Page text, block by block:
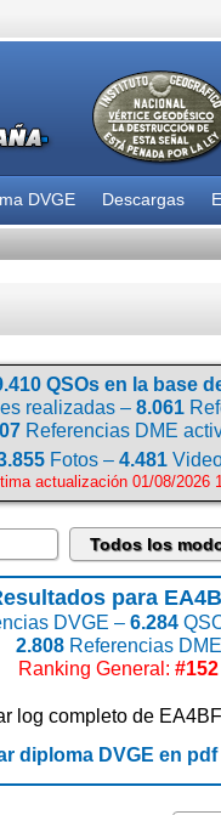
DVGE Descargas
QSOs en la base
realizadas – 8.061
Referencias DME
Fotos – 4.481
actualización 01/08/2026
para
DVGE – 6.284
2.808Referencias DME
Ranking General: #152
log completo de
diploma DVGE en